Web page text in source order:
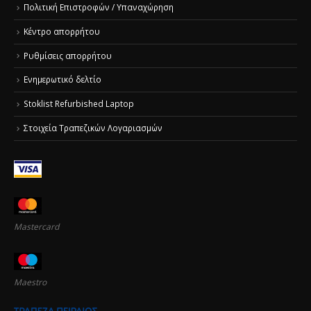
Πολιτική Επιστροφών / Υπαναχώρηση
Κέντρο απορρήτου
Ρυθμίσεις απορρήτου
Ενημερωτικό δελτίο
Stoklist Refurbished Laptop
Στοιχεία Τραπεζικών Λογαριασμών
Mastercard
Maestro